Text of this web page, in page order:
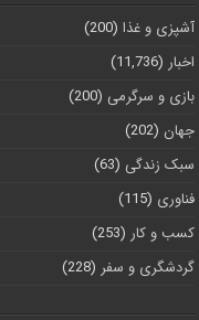
آشپزی و غذا (200)
اخبار (11,736)
بازی و سرگرمی (200)
جهان (202)
سبک زندگی (63)
فناوری (115)
کسب و کار (253)
گردشگری و سفر (228)